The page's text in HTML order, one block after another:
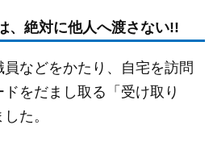
e
、絶対に他人へ渡さない!!
などをかたり、自宅を訪問
をだまし取る「受け取り
た。